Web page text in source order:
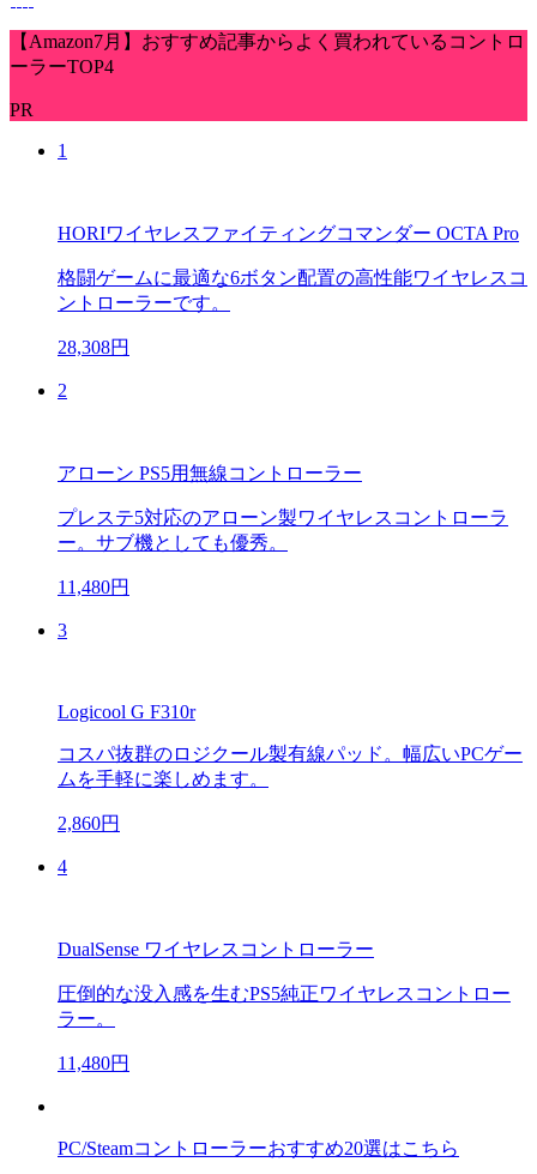
【Amazon7月】おすすめ記事からよく買われているコントロ
ーラーTOP4
PR
1
HORIワイヤレスファイティングコマンダー OCTA Pro
格闘ゲームに最適な6ボタン配置の高性能ワイヤレスコ
ントローラーです。
28,308円
2
アローン PS5用無線コントローラー
プレステ5対応のアローン製ワイヤレスコントローラ
ー。サブ機としても優秀。
11,480円
3
Logicool G F310r
コスパ抜群のロジクール製有線パッド。幅広いPCゲー
ムを手軽に楽しめます。
2,860円
4
DualSense ワイヤレスコントローラー
圧倒的な没入感を生むPS5純正ワイヤレスコントロー
ラー。
11,480円
PC/Steamコントローラーおすすめ20選はこちら